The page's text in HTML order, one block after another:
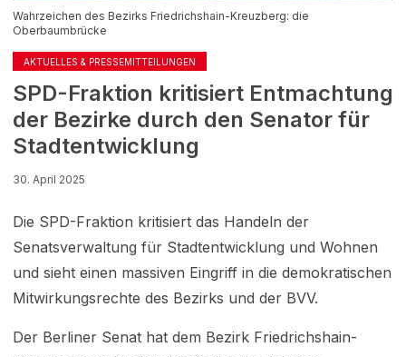
Wahrzeichen des Bezirks Friedrichshain-Kreuzberg: die
Oberbaumbrücke
AKTUELLES & PRESSEMITTEILUNGEN
SPD-Fraktion kritisiert Entmachtung
der Bezirke durch den Senator für
Stadtentwicklung
30. April 2025
Die SPD-Fraktion kritisiert das Handeln der
Senatsverwaltung für Stadtentwicklung und Wohnen
und sieht einen massiven Eingriff in die demokratischen
Mitwirkungsrechte des Bezirks und der BVV.
Der Berliner Senat hat dem Bezirk Friedrichshain-